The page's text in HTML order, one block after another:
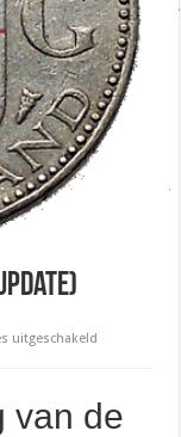
uitgeschakeld
de
Gulden?
van de